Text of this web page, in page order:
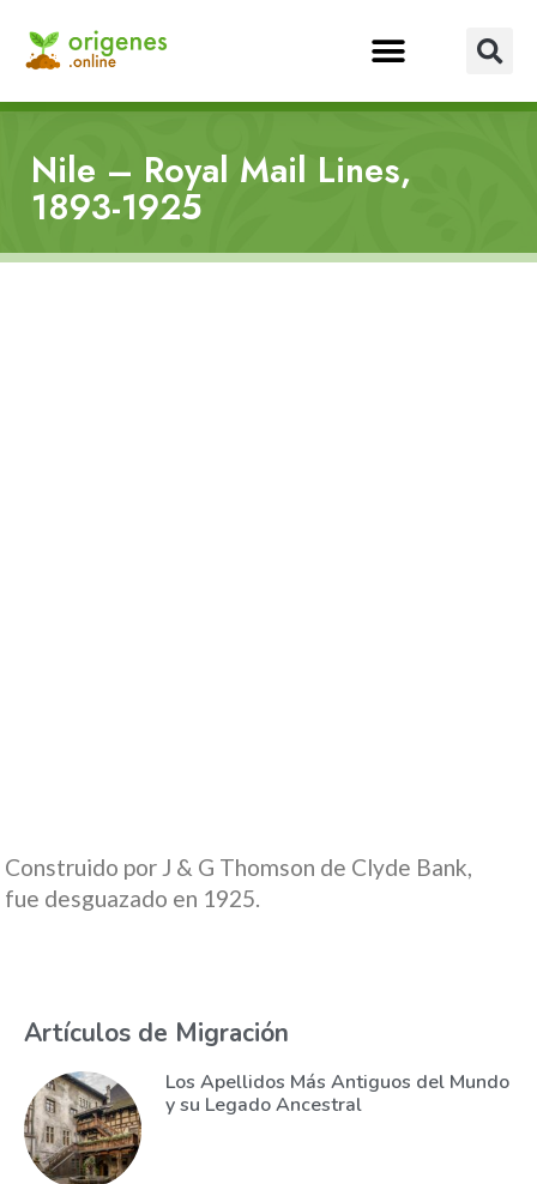
Nile – Royal Mail Lines,
1893-1925
Construido por J & G Thomson de Clyde Bank,
fue desguazado en 1925.
Artículos de Migración
Los Apellidos Más Antiguos del Mundo
y su Legado Ancestral